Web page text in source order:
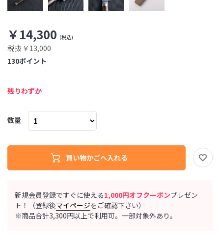
新規会員登録ですぐに使える1,000円オフクーポンプレゼン
ト！（登録後マイページをご確認下さい）
※商品合計3,300円以上で利用可。一部対象外あり。
￥14,300
税抜 ￥13,000
ポイント
130
残りわずか
数量